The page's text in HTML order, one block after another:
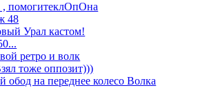
, помогитеклОпОна
48
Урал кастом!
ретро и волк
тоже оппозит)))
на переднее колесо Волка